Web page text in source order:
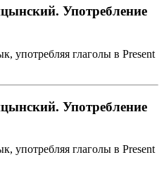
Употребление
употребляя глаголы в Present
Употребление
употребляя глаголы в Present